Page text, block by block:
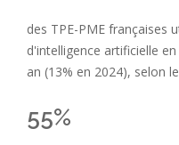
des TPE-PME françaises
d'intelligence artificielle
an (13% en 2024), selon
55%